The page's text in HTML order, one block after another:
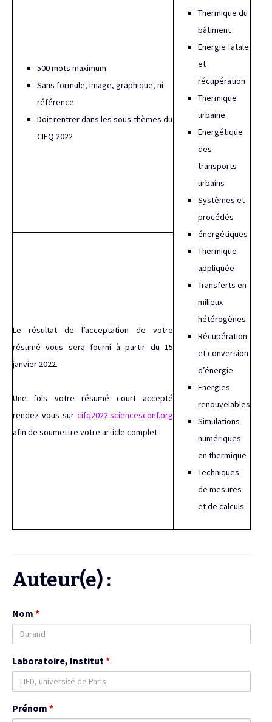
500 mots maximum
Sans formule, image, graphique, ni
référence
Doit rentrer dans les sous-thèmes du
CIFQ 2022
Thermique du
bâtiment
Energie fatale
et
récupération
Thermique
urbaine
Energétique
des
transports
urbains
Systèmes et
procédés
énergétiques
Thermique
appliquée
Transferts en
milieux
hétérogènes
Récupération
et conversion
d’énergie
Energies
renouvelables
Simulations
numériques
en thermique
Techniques
de mesures
et de calculs
Le résultat de l’acceptation de votre
résumé vous sera fourni à partir du 15
janvier 2022.
Une fois votre résumé court accepté
rendez vous sur cifq2022.sciencesconf.org
afin de soumettre votre article complet.
Auteur(e) :
Nom *
Laboratoire, Institut *
Prénom *